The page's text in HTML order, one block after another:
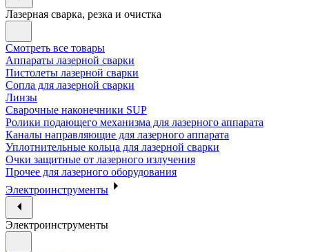
Лазерная сварка, резка и очистка
Смотреть все товары
Аппараты лазерной сварки
Пистолеты лазерной сварки
Сопла для лазерной сварки
Линзы
Сварочные наконечники SUP
Ролики подающего механизма для лазерного аппарата
Каналы направляющие для лазерного аппарата
Уплотнительные кольца для лазерной сварки
Очки защитные от лазерного излучения
Прочее для лазерного оборудования
Электроинструменты
Электроинструменты